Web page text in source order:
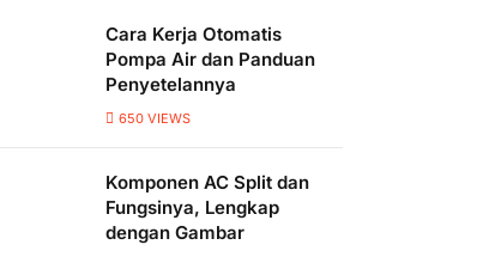
Cara Kerja Otomatis
Pompa Air dan Panduan
Penyetelannya
650 VIEWS
Komponen AC Split dan
Fungsinya, Lengkap
dengan Gambar